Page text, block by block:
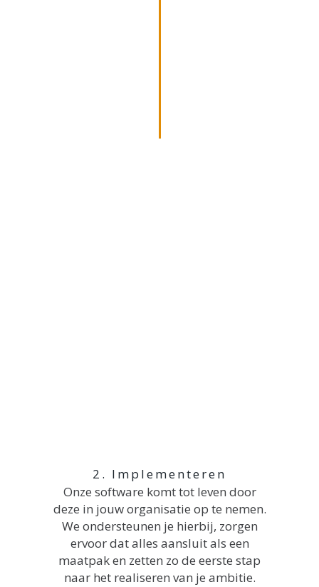
2. Implementeren
Onze software komt tot leven door
deze in jouw organisatie op te nemen.
We ondersteunen je hierbij, zorgen
ervoor dat alles aansluit als een
maatpak en zetten zo de eerste stap
naar het realiseren van je ambitie.